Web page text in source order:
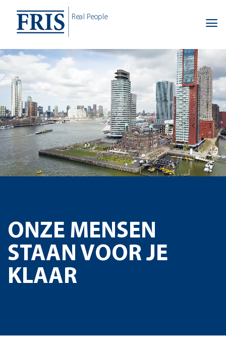
content
Real People
ONZE MENSEN
STAAN VOOR JE
KLAAR